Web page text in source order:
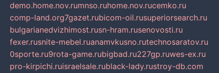
demo.home.nov.rumnso.ruhome.nov.rucemko.ru
comp-land.org7gazet.rubicom-oil.rusuperiorsearch.ru
bulgarianedvizhimost.rusn-hram.rusenovosti.ru
fexer.rusnite-mebel.ruanamvkusno.rutechnosaratov.ru
0sporte.ru9rota-game.rubigbad.ru227gp.ruwes-ex.ru
pro-kirpichi.ruisraelsale.rublack-lady.rustroy-db.com